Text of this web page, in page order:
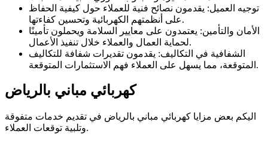
توجيه العميل: يقدمون نصائح فنية للعملاء حول كيفية الحفاظ
على أنظمتهم الكهربائية وتحسين كفاءتها.
الأمان والتأمين: يعتمدون على معايير السلامة ويحملون تأمينًا
لحماية العمال والعملاء خلال تنفيذ الأعمال.
الشفافية في التكاليف: يقدمون تقديرات شفافة للتكاليف
المتوقعة، مما يسهل على العملاء فهم الاستثمارات المتوقعة.
كهربائي مباني بالرياض
اليكم بعض مزايا كهربائي مباني بالرياض في تقديم خدمات متفوقة
وتلبية توقعات العملاء.